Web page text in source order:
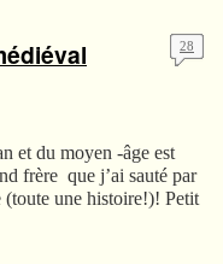
28
et du moyen -âge est
frère que j’ai sauté par
(toute une histoire!)! Petit